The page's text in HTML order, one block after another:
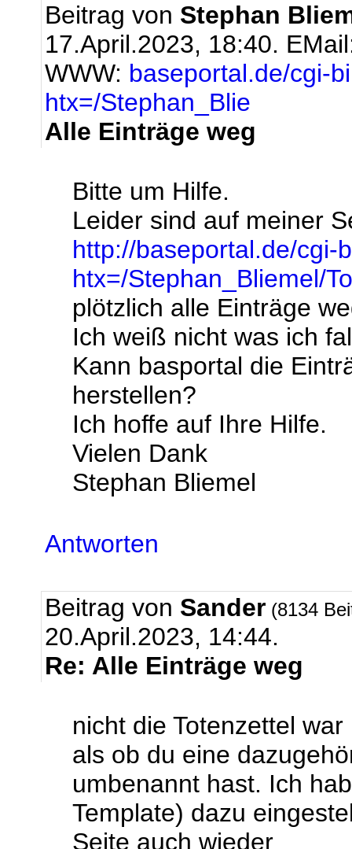
Beitrag von Stephan
17.April.2023, 18:40.
WWW: baseportal.de/cgi-
htx=/Stephan_Blie
Alle Einträge weg
Bitte um Hilfe.
Leider sind auf meiner
http://baseportal.de/cgi-
htx=/Stephan_Bliemel/
plötzlich alle Einträge
Ich weiß nicht was ich
Kann basportal die
herstellen?
Ich hoffe auf Ihre Hilfe.
Vielen Dank
Stephan Bliemel
Antworten
Beitrag von Sander (8134
20.April.2023, 14:44.
Re: Alle Einträge weg
nicht die Totenzettel
als ob du eine
umbenannt hast. Ich
Template) dazu
Seite auch wieder